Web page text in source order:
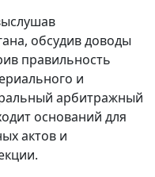
обсудив доводы
правильность
и
арбитражный
оснований для
актов и